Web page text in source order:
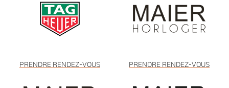
PRENDRE RENDEZ-VOUS PRENDRE RENDEZ-VOUS